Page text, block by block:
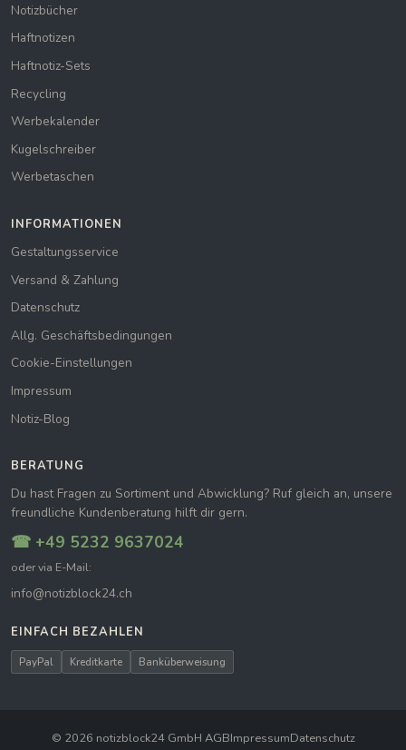
Notizbücher
Haftnotizen
Haftnotiz-Sets
Recycling
Werbekalender
Kugelschreiber
Werbetaschen
INFORMATIONEN
Gestaltungsservice
Versand & Zahlung
Datenschutz
Allg. Geschäftsbedingungen
Cookie-Einstellungen
Impressum
Notiz-Blog
BERATUNG
Du hast Fragen zu Sortiment und Abwicklung? Ruf gleich an, unsere
freundliche Kundenberatung hilft dir gern.
☎ +49 5232 9637024
oder via E-Mail:
info@notizblock24.ch
EINFACH BEZAHLEN
PayPal Kreditkarte Banküberweisung
© 2026 notizblock24 GmbH AGBImpressumDatenschutz